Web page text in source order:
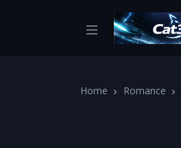
Home Romance